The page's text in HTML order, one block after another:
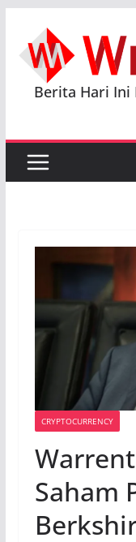
content
Berita Hari Ini
CRYPTOCURRENCY
Saham